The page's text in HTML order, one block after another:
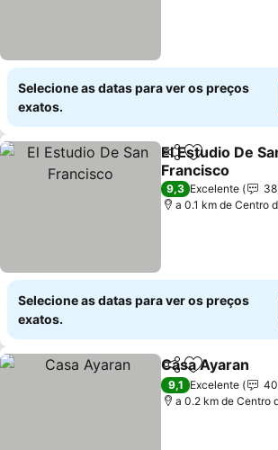
Selecione as datas para ver os preços
exatos.
PartilharAdicionar
El Estudio De
Francisco
9,3 Excelente
38
a 0.1 km de Centro
Selecione as datas para ver os preços
exatos.
PartilharAdicionar
Casa Ayaran
9,1 Excelente
40
a 0.2 km de Centro